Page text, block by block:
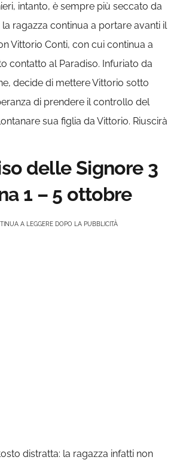
intanto, è sempre più seccato da
la ragazza continua a portare avanti il
Vittorio Conti, con cui continua a
contatto al Paradiso. Infuriato da
decide di mettere Vittorio sotto
di prendere il controllo del
sua figlia da Vittorio. Riuscirà
delle Signore 3
1 – 5 ottobre
A LEGGERE DOPO LA PUBBLICITÀ
distratta: la ragazza infatti non